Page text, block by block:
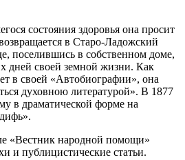
состояния здоровья она просит
в Старо-Ладожский
поселившись в собственном доме,
дней своей земной жизни. Как
в своей «Автобиографии», она
духовною литературой». В 1877
в драматической форме на
«Вестник народной помощи»
и публицистические статьи.